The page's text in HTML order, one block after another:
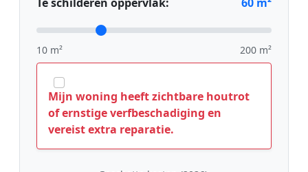
10 m² 200 m²
Mijn woning heeft zichtbare houtrot
of ernstige verfbeschadiging en
vereist extra reparatie.